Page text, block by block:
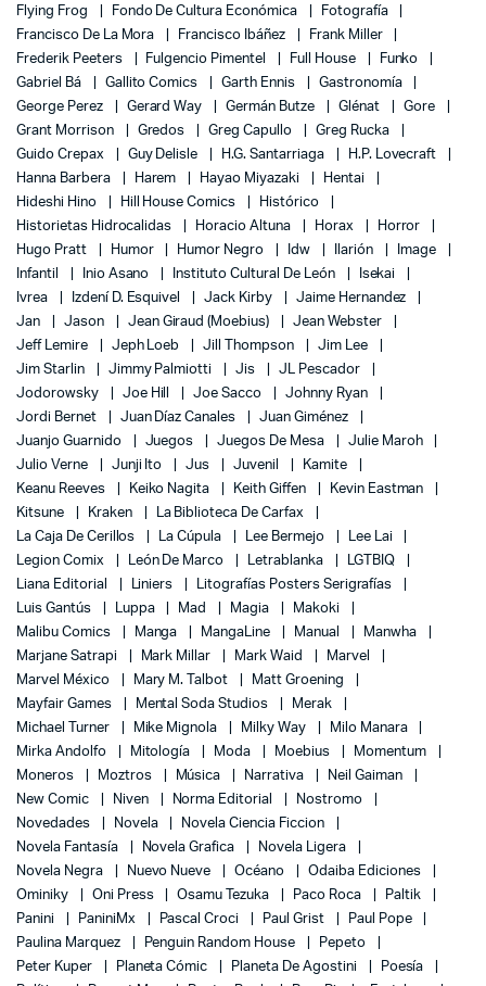
Flying Frog
Fondo De Cultura Económica
Fotografía
Francisco De La Mora
Francisco Ibáñez
Frank Miller
Frederik Peeters
Fulgencio Pimentel Full House
Funko
Gabriel Bá
Gallito Comics Garth Ennis
Gastronomía
George Perez
Gerard Way Germán Butze Glénat
Gore
Grant Morrison
Gredos Greg Capullo
Greg Rucka
Guido Crepax
Guy Delisle H.G. Santarriaga
H.P. Lovecraft
Hanna Barbera
Harem Hayao Miyazaki
Hentai
Hideshi Hino
Hill House Comics
Histórico
Historietas Hidrocalidas
Horacio Altuna Horax
Horror
Hugo Pratt
Humor Humor Negro Idw Ilarión
Image
Infantil
Inio Asano Instituto Cultural De León
Isekai
Ivrea
Izdení D. Esquivel Jack Kirby
Jaime Hernandez
Jan
Jason Jean Giraud (Moebius)
Jean Webster
Jeff Lemire
Jeph Loeb Jill Thompson
Jim Lee
Jim Starlin
Jimmy Palmiotti Jis
JL Pescador
Jodorowsky
Joe Hill Joe Sacco
Johnny Ryan
Jordi Bernet
Juan Díaz Canales
Juan Giménez
Juanjo Guarnido
Juegos Juegos De Mesa
Julie Maroh
Julio Verne
Junji Ito Jus Juvenil
Kamite
Keanu Reeves
Keiko Nagita Keith Giffen
Kevin Eastman
Kitsune
Kraken
La Biblioteca De Carfax
La Caja De Cerillos
La Cúpula Lee Bermejo
Lee Lai
Legion Comix
León De Marco Letrablanka
LGTBIQ
Liana Editorial
Liniers
Litografías Posters Serigrafías
Luis Gantús
Luppa Mad Magia
Makoki
Malibu Comics
Manga MangaLine Manual
Manwha
Marjane Satrapi
Mark Millar Mark Waid
Marvel
Marvel México
Mary M. Talbot
Matt Groening
Mayfair Games
Mental Soda Studios
Merak
Michael Turner
Mike Mignola Milky Way
Milo Manara
Mirka Andolfo
Mitología Moda Moebius
Momentum
Moneros
Moztros Música Narrativa
Neil Gaiman
New Comic
Niven Norma Editorial
Nostromo
Novedades
Novela
Novela Ciencia Ficcion
Novela Fantasía
Novela Grafica
Novela Ligera
Novela Negra
Nuevo Nueve Océano
Odaiba Ediciones
Ominiky
Oni Press Osamu Tezuka Paco Roca
Paltik
Panini
PaniniMx Pascal Croci Paul Grist
Paul Pope
Paulina Marquez
Penguin Random House
Pepeto
Peter Kuper
Planeta Cómic Planeta De Agostini
Poesía